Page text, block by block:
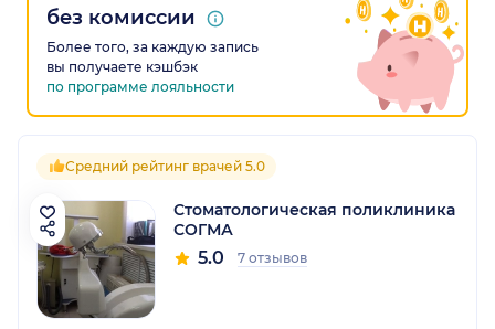
без комиссии
Более того, за каждую запись
вы получаете кэшбэк
по программе лояльности
Средний рейтинг врачей 5.0
Стоматологическая поликлиника
СОГМА
5.0 7 отзывов